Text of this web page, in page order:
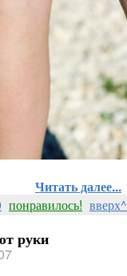
Читать далее...
понравилось! вверх^
руки